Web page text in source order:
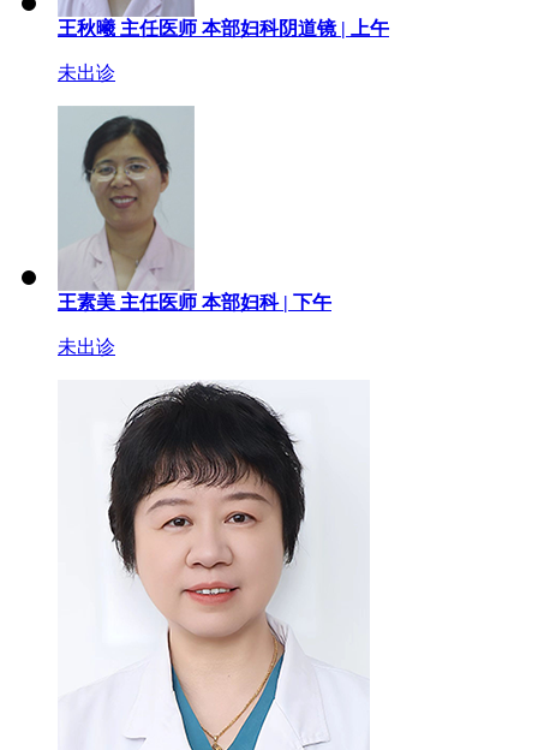
王秋曦 主任医师 本部妇科阴道镜 | 上午
未出诊
王素美 主任医师 本部妇科 | 下午
未出诊